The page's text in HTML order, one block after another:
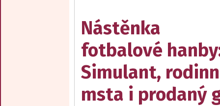
Nástěnka
fotbalové
Simulant,
msta i prodaný